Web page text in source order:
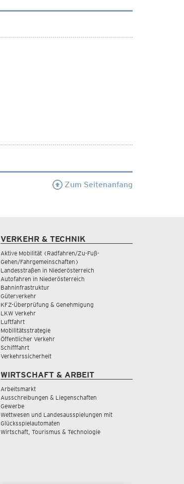
Zum Seitenanfang
VERKEHR & TECHNIK
Aktive Mobilität (Radfahren/Zu-Fuß-
Gehen/Fahrgemeinschaften)
Landesstraßen in Niederösterreich
Autofahren in Niederösterreich
Bahninfrastruktur
Güterverkehr
KFZ-Überprüfung & Genehmigung
LKW Verkehr
Luftfahrt
Mobilitätsstrategie
Öffentlicher Verkehr
Schifffahrt
Verkehrssicherheit
WIRTSCHAFT & ARBEIT
Arbeitsmarkt
Ausschreibungen & Liegenschaften
Gewerbe
Wettwesen und Landesausspielungen mit
Glücksspielautomaten
Wirtschaft, Tourismus & Technologie